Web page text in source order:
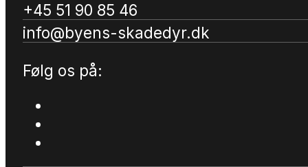
+45 51 90 85 46
info@byens-skadedyr.dk
Følg os på: